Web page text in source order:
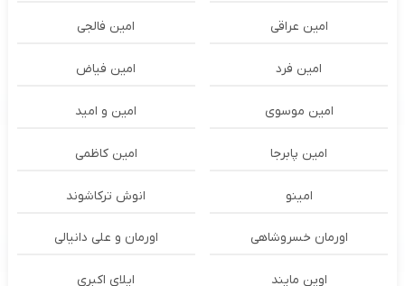
امین عراقی امین فالجی
امین فرد امین فیاض
امین موسوی امین و امید
امین پابرجا امین کاظمی
امینو انوش ترکاشوند
اورمان خسروشاهی اورمان و علی دانیالی
اوپن مایند ايلاى اكبرى